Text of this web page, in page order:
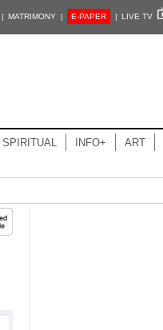
| MATRIMONY | E-PAPER | LIVE TV
SPIRITUAL INFO+ ART